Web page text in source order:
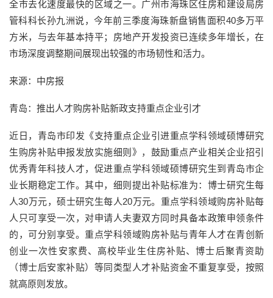
全市去化速度最快的区域之一。广州市海珠区住房和建设局房
管科科长孙九洲说，今年前三季度海珠新盘销售面积40多万平
方米，与去年基本持平；房地产开发投资已连续多年增长，在
市场深度调整期间展现出较强的市场韧性和活力。
来源：中房报
青岛：推出人才购房补贴新政支持重点企业引才
近日，青岛市印发《支持重点企业引进重点学科领域硕博研究
生购房补贴申报发放实施细则》，鼓励重点产业相关企业招引
优秀青年科技人才，促进重点学科领域硕博研究生到青岛市企
业长期稳定工作。其中，细则提出补贴标准为：博士研究生每
人30万元，硕士研究生每人20万元。重点学科领域购房补贴每
人只可享受一次，对申请人夫妻双方同时具备本政策申领条件
的，可分别享受。重点学科领域购房补贴与青年人才在青创新
创业一次性安家费、高校毕业生住房补贴、博士后聚青资助
（博士后安家补贴）等同类型人才补贴资金不重复享受，按照
就高原则发放。